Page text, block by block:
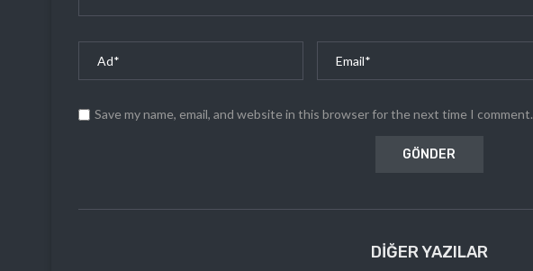
Save my name, email, and website in this browser for the next time I comment.
DIĞER YAZILAR